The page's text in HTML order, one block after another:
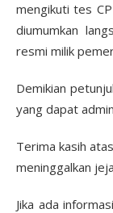
mengikuti tes
diumumkan
resmi milik
Demikian
yang dapat
Terima kasih
meninggalkan
Jika ada